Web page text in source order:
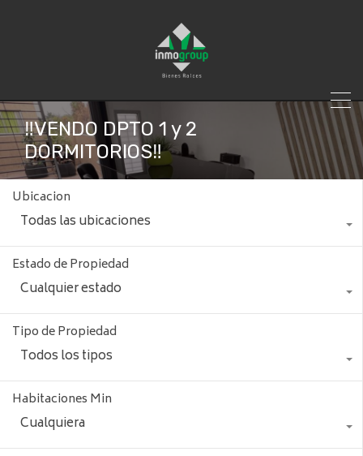
‼️VENDO DPTO 1 y 2
DORMITORIOS‼️
Ubicacion
Todas las ubicaciones
Estado de Propiedad
Cualquier estado
Tipo de Propiedad
Todos los tipos
Habitaciones Min
Cualquiera